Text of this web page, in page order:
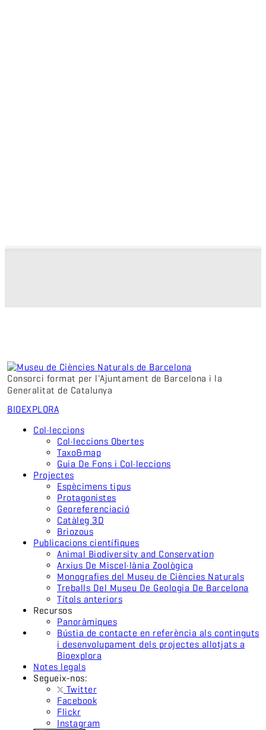
Consorci format per l'Ajuntament de Barcelona i la
Generalitat de Catalunya
BIOEXPLORA
Col·leccions
Col·leccions Obertes
Taxo&map
Guia De Fons i Col·leccions
Projectes
Espècimens tipus
Protagonistes
Georeferenciació
Catàleg 3D
Briozous
Publicacions científiques
Animal Biodiversity and Conservation
Arxius De Miscel·lània Zoològica
Monografies del Museu de Ciències Naturals
Treballs Del Museu De Geologia De Barcelona
Títols anteriors
Recursos
Panoràmiques
Bústia de contacte en referència als continguts
i desenvolupament dels projectes allotjats a
Bioexplora
Notes legals
Segueix-nos:
Twitter
Facebook
Flickr
Instagram